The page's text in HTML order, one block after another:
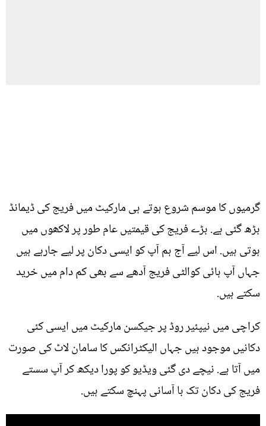
گرمیوں کا موسم شروع ہوتے ہی مارکیٹ میں فریج کی ڈیمانڈ
بڑھ گئی ہے. بڑے فریج کی قیمتیں عام طور پر لاکھوں میں
ہوتی ہیں. اس لیے آج ہم آپ کو ایسی دکان پر لیے جارہے ہیں
جہاں آپ ہائی کوالٹی فریج آدھے سے بھی کم دام میں خرید
سکتے ہیں.
کراچی میں نیپئیر روڈ پر جیکسن مارکیٹ میں ایسی کئی
دکانیں موجود ہیں جہاں الیکٹرانکس کا سامان لاٹ کی صورت
میں آتا ہے. نیچے دی گئی ویڈیو کو پورا دیکھ کر آپ سستے
فریج کی دکان تک با آسانی پہنچ سکتے ہیں.